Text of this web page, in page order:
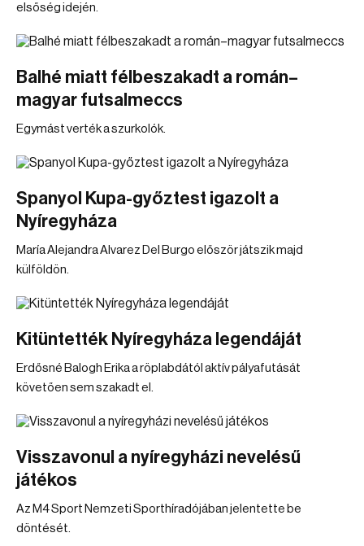
elsőség idején.
Balhé miatt félbeszakadt a román–
magyar futsalmeccs
Egymást verték a szurkolók.
Spanyol Kupa-győztest igazolt a
Nyíregyháza
María Alejandra Alvarez Del Burgo először játszik majd
külföldön.
Kitüntették Nyíregyháza legendáját
Erdősné Balogh Erika a röplabdától aktív pályafutását
követően sem szakadt el.
Visszavonul a nyíregyházi nevelésű
játékos
Az M4 Sport Nemzeti Sporthíradójában jelentette be
döntését.